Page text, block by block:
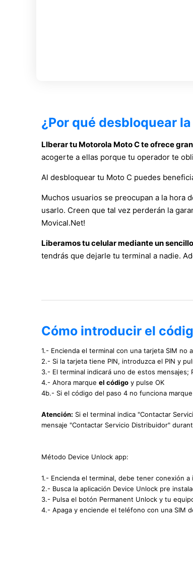
¿Por qué desbloquear
LIberar tu Motorola Moto C te ofrece
acogerte a ellas porque tu operador te
Al desbloquear tu Moto C puedes
Muchos usuarios se preocupan a la hora
usarlo. Creen que tal vez perderán la
Movical.Net!
Liberamos tu celular mediante un
tendrás que dejarle tu terminal a nadie.
Cómo introducir el
1.- Encienda el terminal con una tarjeta SIM
2.- Si la tarjeta tiene PIN, introduzca el PIN y
3.- El terminal indicará uno de estos mensajes;
4.- Ahora marque el código y pulse OK
4b.- Si el código del paso 4 no funciona marque
Atención: Si el terminal indica "Contactar
mensaje "Contactar Servicio Distribuidor"
Método Device Unlock app:
1.- Encienda el terminal, debe tener conexión
2.- Busca la aplicación Device Unlock pre
3.- Pulsa el botón Permanent Unlock y tu
4.- Apaga y enciende el teléfono con una SIM